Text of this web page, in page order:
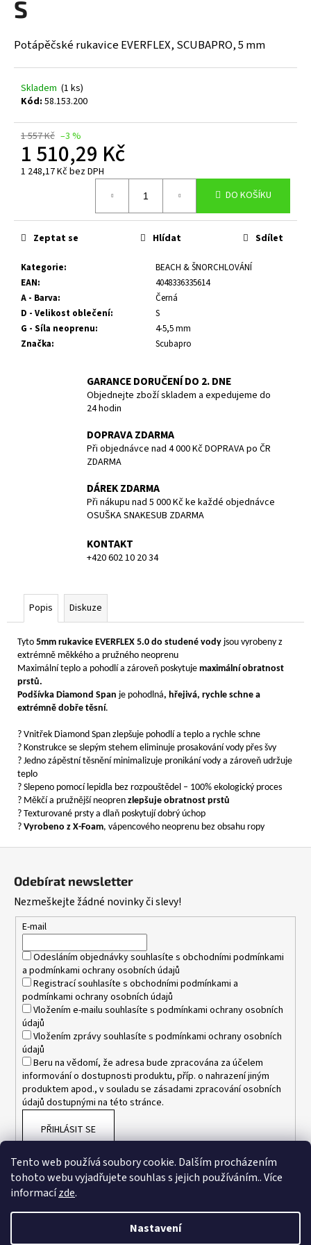
Tento web používá soubory cookie. Dalším procházením
tohoto webu vyjadřujete souhlas s jejich používáním.. Více
informacízde.
Nastavení
S
Potápěčské rukavice EVERFLEX, SCUBAPRO, 5 mm
Skladem (1 ks)
Kód: 58.153.200
1 557 Kč –3 %
1 510,29 Kč
1 248,17 Kč bez DPH
DO KOŠÍKU
Kategorie:
BEACH & ŠNORCHLOVÁNÍ
EAN:
4048336335614
A - Barva:
Černá
D - Velikost oblečení:
S
G - Síla neoprenu:
4-5,5 mm
Značka: Scubapro
Zeptat se Hlídat Sdílet
GARANCE DORUČENÍ DO 2. DNE
Objednejte zboží skladem a expedujeme do
24 hodin
DOPRAVA ZDARMA
Při objednávce nad 4 000 Kč DOPRAVA po ČR
ZDARMA
DÁREK ZDARMA
Při nákupu nad 5 000 Kč ke každé objednávce
OSUŠKA SNAKESUB ZDARMA
KONTAKT
+420 602 10 20 34
Popis Diskuze
Tyto 5mm rukavice EVERFLEX 5.0 do studené vody jsou vyrobeny z
extrémně měkkého a pružného neoprenu
Maximální teplo a pohodlí a zároveň poskytuje maximální obratnost
prstů.
Podšívka Diamond Span je pohodlná, hřejivá, rychle schne a
extrémně dobře těsní.
? Vnitřek Diamond Span zlepšuje pohodlí a teplo a rychle schne
? Konstrukce se slepým stehem eliminuje prosakování vody přes švy
? Jedno zápěstní těsnění minimalizuje pronikání vody a zároveň udržuje
teplo
? Slepeno pomocí lepidla bez rozpouštědel – 100% ekologický proces
? Měkčí a pružnější neopren zlepšuje obratnost prstů
? Texturované prsty a dlaň poskytují dobrý úchop
? Vyrobeno z X-Foam, vápencového neoprenu bez obsahu ropy
a
j
í
t
?
HLEDAT
D
o
o
u
u
BAVLNA
VEL.M
390
Kč
Odebírat newsletter
Nezmeškejte žádné novinky či slevy!
E-mail
Odesláním objednávky souhlasíte s obchodními podmínkami
a podmínkami ochrany osobních údajů
Registrací souhlasíte s obchodními podmínkami a
podmínkami ochrany osobních údajů
Vložením e-mailu souhlasíte s podmínkami ochrany osobních
údajů
Vložením zprávy souhlasíte s podmínkami ochrany osobních
údajů
Beru na vědomí, že adresa bude zpracována za účelem
informování o dostupnosti produktu, příp. o nahrazení jiným
produktem apod., v souladu se zásadami zpracování osobních
údajů dostupnými na této stránce.
PŘIHLÁSIT SE